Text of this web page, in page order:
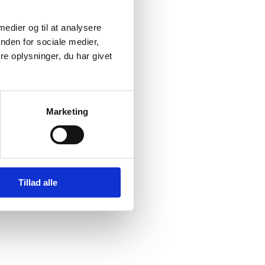
og til at analysere
for sociale medier,
oplysninger, du har givet
Marketing
Tillad alle
i
og
for